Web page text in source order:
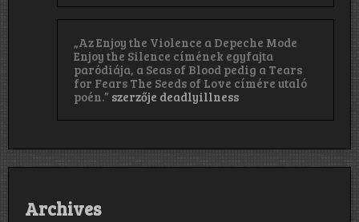
„Az Enjoy the Violence a Depeche Mode
Enjoy the Silence címének egyfajta
paródiája, a Seas of Blood pedig a Tears
for Fears The Seeds of Love címére utaló
poén.” szerzője deadlyillness
Archives